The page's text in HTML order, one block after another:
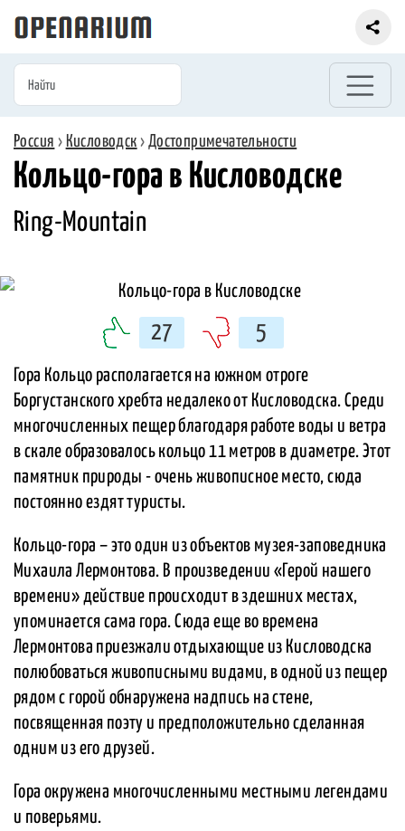
Россия › Кисловодск › Достопримечательности
Кольцо-гора в Кисловодске
Ring-Mountain
27 5
Гора Кольцо располагается на южном отроге
Боргустанского хребта недалеко от Кисловодска. Среди
многочисленных пещер благодаря работе воды и ветра
в скале образовалось кольцо 11 метров в диаметре. Этот
памятник природы - очень живописное место, сюда
постоянно ездят туристы.
Кольцо-гора – это один из объектов музея-заповедника
Михаила Лермонтова. В произведении «Герой нашего
времени» действие происходит в здешних местах,
упоминается сама гора. Сюда еще во времена
Лермонтова приезжали отдыхающие из Кисловодска
полюбоваться живописными видами, в одной из пещер
рядом с горой обнаружена надпись на стене,
посвященная поэту и предположительно сделанная
одним из его друзей.
Гора окружена многочисленными местными легендами
и поверьями.